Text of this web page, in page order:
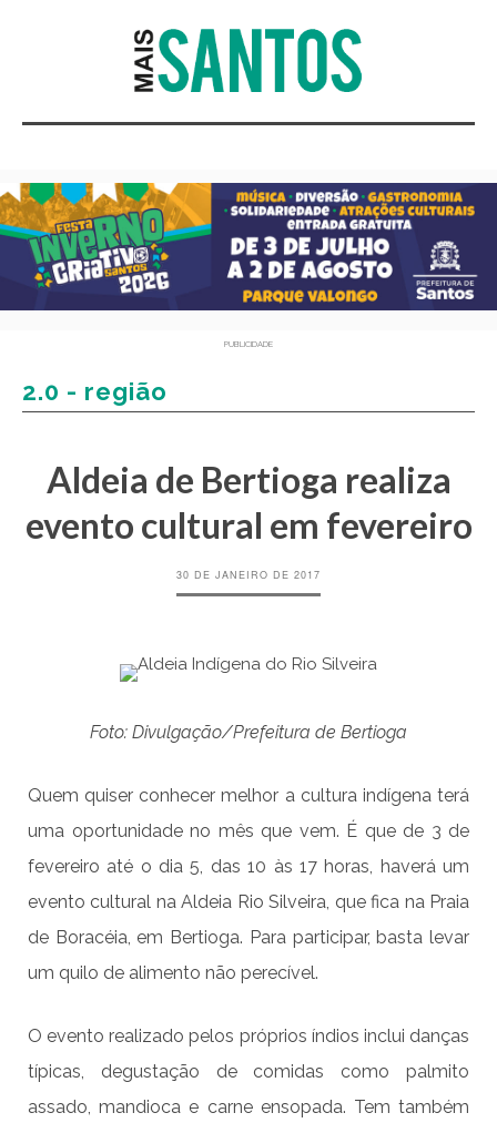
PUBLICIDADE
2.0 - região
Aldeia de Bertioga realiza
evento cultural em fevereiro
30 DE JANEIRO DE 2017
Foto: Divulgação/Prefeitura de Bertioga
Quem quiser conhecer melhor a cultura indígena terá
uma oportunidade no mês que vem. É que de 3 de
fevereiro até o dia 5, das 10 às 17 horas, haverá um
evento cultural na Aldeia Rio Silveira, que fica na Praia
de Boracéia, em Bertioga. Para participar, basta levar
um quilo de alimento não perecível.
O evento realizado pelos próprios índios inclui danças
típicas, degustação de comidas como palmito
assado, mandioca e carne ensopada. Tem também